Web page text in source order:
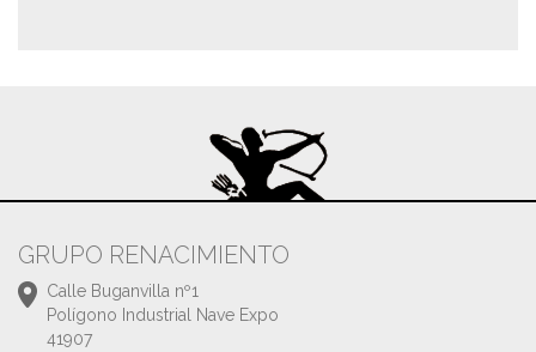
GRUPO RENACIMIENTO
Calle Buganvilla nº1
Polígono Industrial Nave Expo
41907